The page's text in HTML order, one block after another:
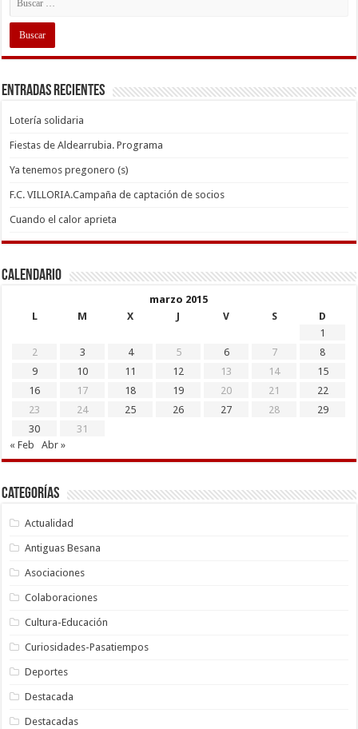
Entradas recientes
Lotería solidaria
Fiestas de Aldearrubia. Programa
Ya tenemos pregonero (s)
F.C. VILLORIA.Campaña de captación de socios
Cuando el calor aprieta
Calendario
marzo 2015
L
M X J V S
D
1
2
3 4 5 6 7
8
9
10 11 12 13 14
15
16
17 18 19 20 21
22
23
24 25 26 27 28
29
30
31
« Feb
Abr »
Categorías
Actualidad
Antiguas Besana
Asociaciones
Colaboraciones
Cultura-Educación
Curiosidades-Pasatiempos
Deportes
Destacada
Destacadas